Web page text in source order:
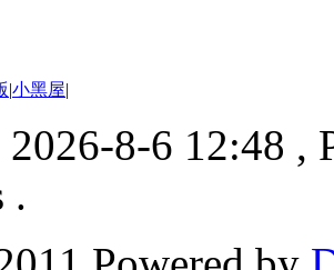
|小黑屋|
8-6 12:48 ,
.